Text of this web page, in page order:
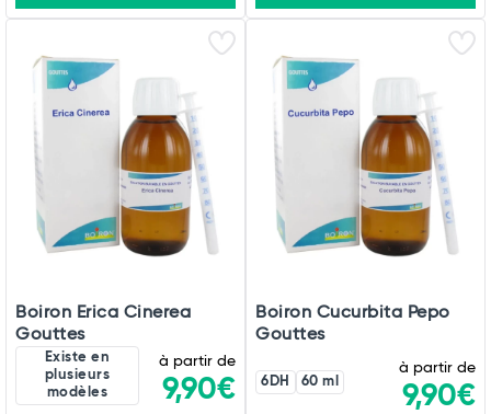
Boiron Erica Cinerea
Gouttes
Existe en
plusieurs
modèles
à partir de
9,90€
Boiron Cucurbita Pepo
Gouttes
6DH 60 ml
à partir de
9,90€